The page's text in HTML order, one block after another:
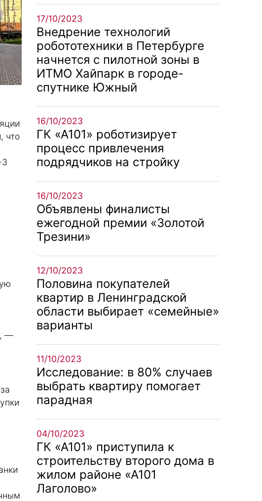
что
3
—
17/10/2023
Внедрение технологий
робототехники в Петербурге
начнется с пилотной зоны в
ИТМО Хайпарк в городе-
спутнике Южный
16/10/2023
ГК «А101» роботизирует
процесс привлечения
подрядчиков на стройку
16/10/2023
Объявлены финалисты
ежегодной премии «Золотой
Трезини»
12/10/2023
Половина покупателей
квартир в Ленинградской
области выбирает «семейные»
варианты
11/10/2023
Исследование: в 80% случаев
выбрать квартиру помогает
парадная
04/10/2023
ГК «А101» приступила к
строительству второго дома в
жилом районе «А101
Лаголово»